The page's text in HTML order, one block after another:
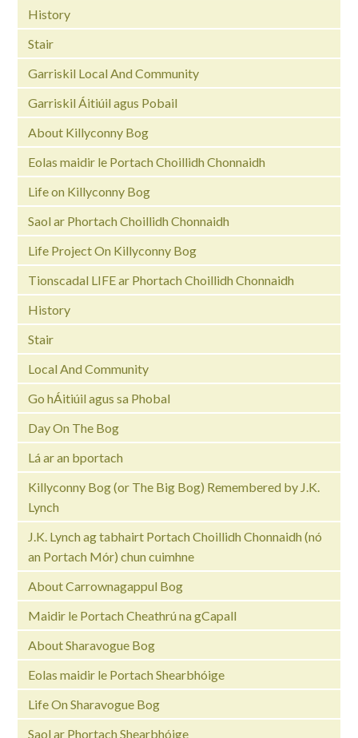
History
Stair
Garriskil Local And Community
Garriskil Áitiúil agus Pobail
About Killyconny Bog
Eolas maidir le Portach Choillidh Chonnaidh
Life on Killyconny Bog
Saol ar Phortach Choillidh Chonnaidh
Life Project On Killyconny Bog
Tionscadal LIFE ar Phortach Choillidh Chonnaidh
History
Stair
Local And Community
Go hÁitiúil agus sa Phobal
Day On The Bog
Lá ar an bportach
Killyconny Bog (or The Big Bog) Remembered by J.K.
Lynch
J.K. Lynch ag tabhairt Portach Choillidh Chonnaidh (nó
an Portach Mór) chun cuimhne
About Carrownagappul Bog
Maidir le Portach Cheathrú na gCapall
About Sharavogue Bog
Eolas maidir le Portach Shearbhóige
Life On Sharavogue Bog
Saol ar Phortach Shearbhóige